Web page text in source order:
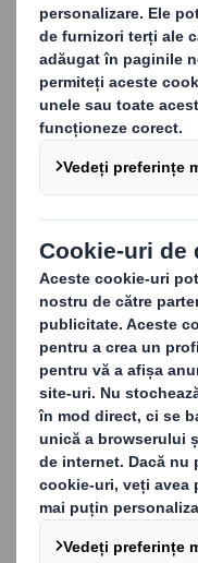
Gândirea
Când cineva începe
imaginea de
gândire integrate și
Gândirea Ciclului de
Ambalajul potrivit
fiecare dată, de
dumneavoastră
în fiecare zi, peste
Lucrăm cu
obțineți rezultatele
Pentru ca această
posibil, am introdus
facilități
și PackRight.